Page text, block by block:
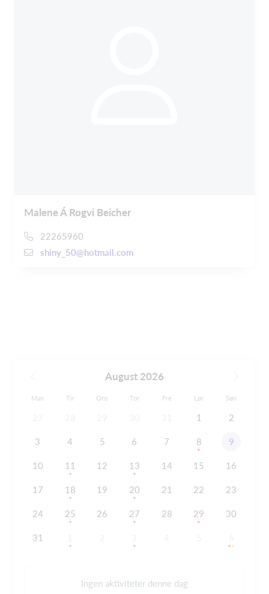
Malene Á Rogvi Beicher
22265960
shiny_50@hotmail.com
August 2026
Man Tir Ons Tor Fre Lør Søn
1 2
3 4 5 6 7 8 9
10 11 12 13 14 15 16
17 18 19 20 21 22 23
24 25 26 27 28 29 30
31
Ingen aktiviteter denne dag